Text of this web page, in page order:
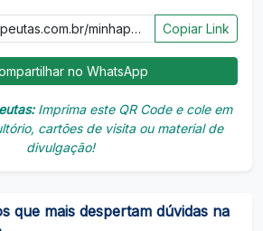
Copiar Link
no WhatsApp
Imprima este QR Code e cole em
cartões de visita ou material de
divulgação!
que mais despertam dúvidas na